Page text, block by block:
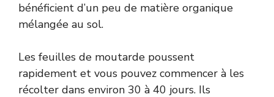
bénéficient d’un peu de matière organique
mélangée au sol.
Les feuilles de moutarde poussent
rapidement et vous pouvez commencer à les
récolter dans environ 30 à 40 jours. Ils